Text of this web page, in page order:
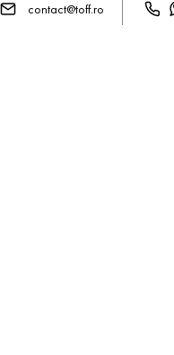
contact@toff.ro